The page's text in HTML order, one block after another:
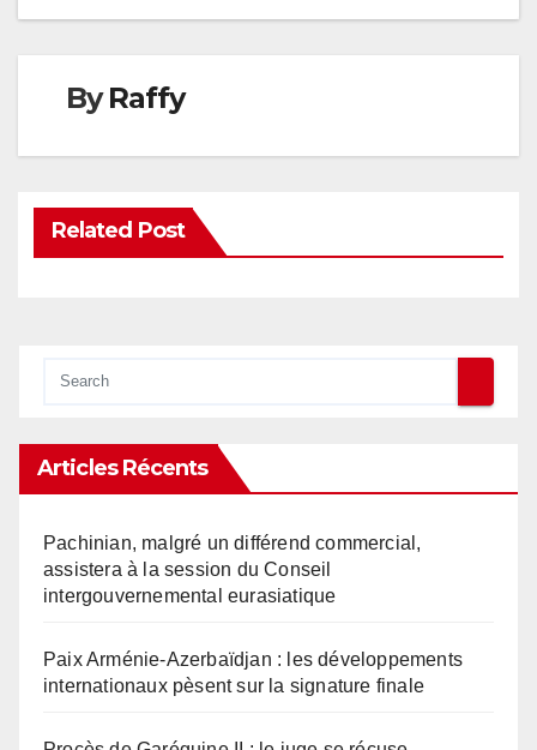
ByRaffy
Related Post
Articles Récents
Pachinian, malgré un différend commercial,
assistera à la session du Conseil
intergouvernemental eurasiatique
Paix Arménie-Azerbaïdjan : les développements
internationaux pèsent sur la signature finale